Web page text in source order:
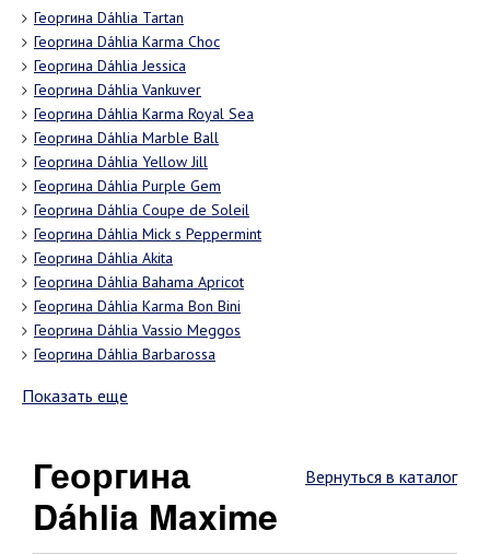
Георгина Dáhlia Tartan
Георгина Dáhlia Karma Choc
Георгина Dáhlia Jessica
Георгина Dáhlia Vankuver
Георгина Dáhlia Karma Royal Sea
Георгина Dáhlia Marble Ball
Георгина Dáhlia Yellow Jill
Георгина Dáhlia Purple Gem
Георгина Dáhlia Coupe de Soleil
Георгина Dáhlia Mick s Peppermint
Георгина Dáhlia Akita
Георгина Dáhlia Bahama Apricot
Георгина Dáhlia Karma Bon Bini
Георгина Dáhlia Vassio Meggos
Георгина Dáhlia Barbarossa
Показать еще
Вернуться в каталог
Георгина
Dáhlia Maxime